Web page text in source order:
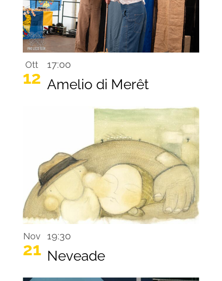
Ott
12
17:00
Amelio di Merêt
Nov
21
19:30
Neveade